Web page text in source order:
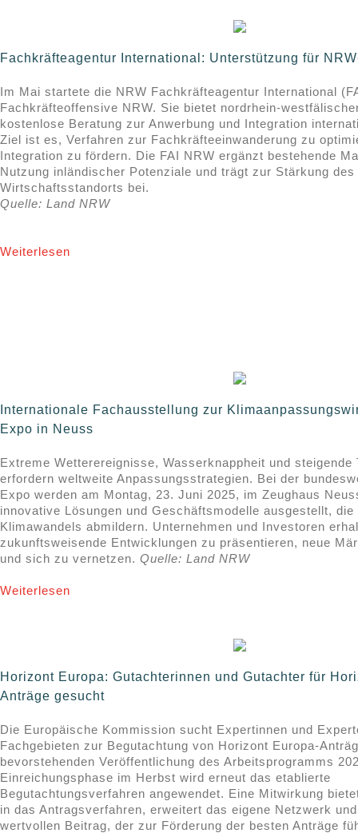
Fachkräfteagentur International: Unterstützung für
Im Mai startete die NRW Fachkräfteagentur International
Fachkräfteoffensive NRW. Sie bietet nordrhein-
kostenlose Beratung zur Anwerbung und Integration
Ziel ist es, Verfahren zur Fachkräfteeinwanderung zu
Integration zu fördern. Die FAI NRW ergänzt bestehende
Nutzung inländischer Potenziale und trägt zur Stärkung des
Wirtschaftsstandorts bei.
Quelle: Land NRW
Weiterlesen
Internationale Fachausstellung zur
Expo in Neuss
Extreme Wetterereignisse, Wasserknappheit und steigende
erfordern weltweite Anpassungsstrategien. Bei der
Expo werden am Montag, 23. Juni 2025, im Zeughaus
innovative Lösungen und Geschäftsmodelle ausgestellt, die
Klimawandels abmildern. Unternehmen und Investoren
zukunftsweisende Entwicklungen zu präsentieren, neue
und sich zu vernetzen. Quelle: Land NRW
Weiterlesen
Horizont Europa: Gutachterinnen und Gutachter für
Anträge gesucht
Die Europäische Kommission sucht Expertinnen und
Fachgebieten zur Begutachtung von Horizont Europa-
bevorstehenden Veröffentlichung des Arbeitsprogramms
Einreichungsphase im Herbst wird erneut das etablierte
Begutachtungsverfahren angewendet. Eine Mitwirkung
in das Antragsverfahren, erweitert das eigene Netzwerk
wertvollen Beitrag, der zur Förderung der besten Anträge